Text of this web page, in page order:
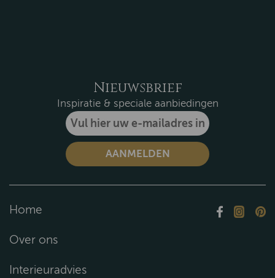
Nieuwsbrief
Inspiratie & speciale aanbiedingen
Home
Over ons
Interieuradvies